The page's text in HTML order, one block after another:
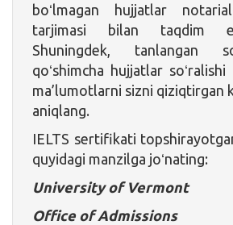
boʻlmagan hujjatlar
tarjimasi bilan taqdim
Shuningdek, tanlangan
qoʻshimcha hujjatlar soʻralishi
ma’lumotlarni sizni qiziqtirgan
aniqlang.
IELTS sertifikati
quyidagi manzilga joʻnating:
University of Vermont
Office of Admissions